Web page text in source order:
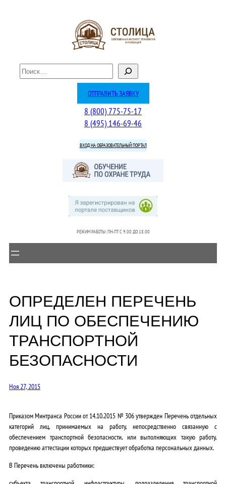
П
о
ОТПРАВИТЬ ЗАЯВКУ
8 (800) 775-75-17
8 (495) 146-69-46
ВХОД НА ОБРАЗОВАТЕЛЬНЫЙ ПОРТАЛ
РЕЖИМ РАБОТЫ: ПН-ПТ C 9.00 ДО 18.00
ОПРЕДЕЛЕН ПЕРЕЧЕНЬ
ЛИЦ ПО ОБЕСПЕЧЕНИЮ
ТРАНСПОРТНОЙ
БЕЗОПАСНОСТИ
Ноя 27, 2015
Приказом Минтранса России от 14.10.2015 № 306 утвержден Перечень отдельных
категорий лиц, принимаемых на работу, непосредственно связанную с
обеспечением транспортной безопасности, или выполняющих такую работу,
проведению аттестации которых предшествует обработка персональных данных.
В Перечень включены работники: